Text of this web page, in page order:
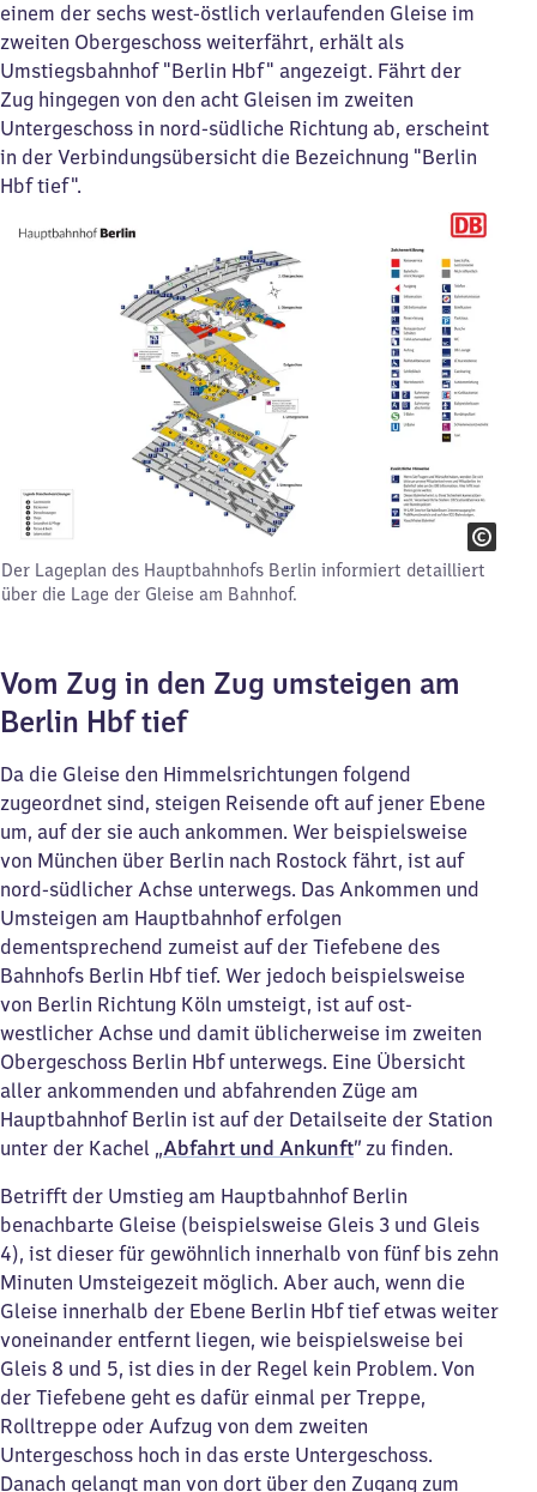
einem der sechs west-östlich verlaufenden Gleise im
zweiten Obergeschoss weiterfährt, erhält als
Umstiegsbahnhof "Berlin Hbf" angezeigt. Fährt der
Zug hingegen von den acht Gleisen im zweiten
Untergeschoss in nord-südliche Richtung ab, erscheint
in der Verbindungsübersicht die Bezeichnung "Berlin
Hbf tief".
Der Lageplan des Hauptbahnhofs Berlin informiert detailliert
über die Lage der Gleise am Bahnhof.
Vom Zug in den Zug umsteigen am
Berlin Hbf tief
Da die Gleise den Himmelsrichtungen folgend
zugeordnet sind, steigen Reisende oft auf jener Ebene
um, auf der sie auch ankommen. Wer beispielsweise
von München über Berlin nach Rostock fährt, ist auf
nord-südlicher Achse unterwegs. Das Ankommen und
Umsteigen am Hauptbahnhof erfolgen
dementsprechend zumeist auf der Tiefebene des
Bahnhofs Berlin Hbf tief. Wer jedoch beispielsweise
von Berlin Richtung Köln umsteigt, ist auf ost-
westlicher Achse und damit üblicherweise im zweiten
Obergeschoss Berlin Hbf unterwegs. Eine Übersicht
aller ankommenden und abfahrenden Züge am
Hauptbahnhof Berlin ist auf der Detailseite der Station
unter der Kachel „Abfahrt und Ankunft” zu finden.
Betrifft der Umstieg am Hauptbahnhof Berlin
benachbarte Gleise (beispielsweise Gleis 3 und Gleis
4), ist dieser für gewöhnlich innerhalb von fünf bis zehn
Minuten Umsteigezeit möglich. Aber auch, wenn die
Gleise innerhalb der Ebene Berlin Hbf tief etwas weiter
voneinander entfernt liegen, wie beispielsweise bei
Gleis 8 und 5, ist dies in der Regel kein Problem. Von
der Tiefebene geht es dafür einmal per Treppe,
Rolltreppe oder Aufzug von dem zweiten
Untergeschoss hoch in das erste Untergeschoss.
Danach gelangt man von dort über den Zugang zum